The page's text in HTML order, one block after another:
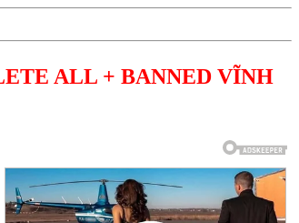
ALL + BANNED VĨNH